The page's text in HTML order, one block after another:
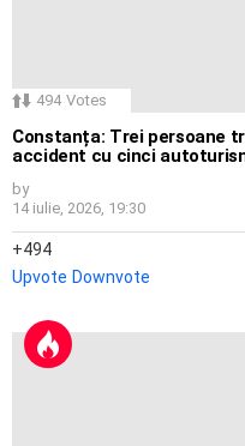
494 Votes
Constanța: Trei persoane
accident cu cinci
by
14 iulie, 2026, 19:30
494
Upvote Downvote